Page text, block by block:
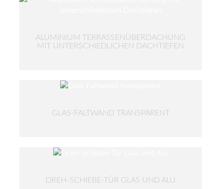
ALUMINIUM TERRASSENÜBERDACHUNG
MIT UNTERSCHIEDLICHEN DACHTIEFEN
GLAS-FALTWAND TRANSPARENT
DREH-SCHIEBE-TÜR GLAS UND ALU